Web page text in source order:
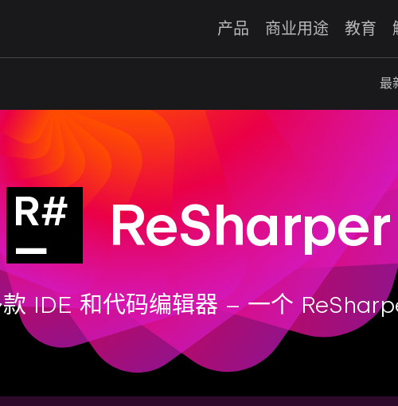
产品 商业用途 教育
最
ReSharper
IDE 和代码编辑器 – 一个